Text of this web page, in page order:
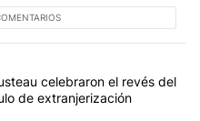
más comentarios en los
"Grabois, Moreau y
celebraron el revés del
de extranjerización